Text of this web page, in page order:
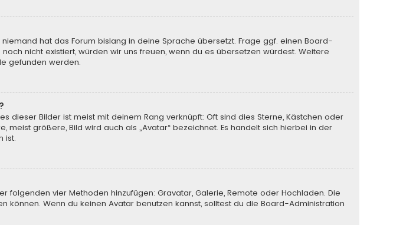
hat das Forum bislang in deine Sprache übersetzt. Frage ggf. einen Board-
nicht existiert, würden wir uns freuen, wenn du es übersetzen würdest. Weitere
gefunden werden.
dieser Bilder ist meist mit deinem Rang verknüpft: Oft sind dies Sterne, Kästchen oder
größere, Bild wird auch als „Avatar“ bezeichnet. Es handelt sich hierbei in der
ist.
folgenden vier Methoden hinzufügen: Gravatar, Galerie, Remote oder Hochladen. Die
Wenn du keinen Avatar benutzen kannst, solltest du die Board-Administration